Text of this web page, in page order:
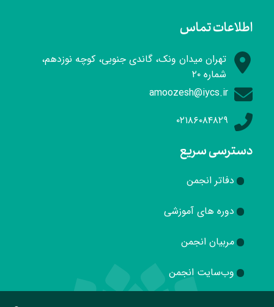
اطلاعات تماس
تهران میدان ونک، گاندی جنوبی، کوچه نوزدهم،
شماره ۲۰
amoozesh@iycs.ir
۰۲۱۸۶۰۸۴۸۲۹
دسترسی سریع
دفاتر انجمن
دوره های آموزشی
مربیان انجمن
وب‌سایت انجمن